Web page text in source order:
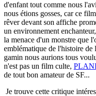
d'enfant tout comme nous
nous étions gosses, car ce
rêver devant son affiche
un environnement
la menace d'un monstre que
emblématique de l'histoire
gamin nous aurions tous
n'est pas un film culte,
de tout bon amateur de SF...
Je trouve cette critique